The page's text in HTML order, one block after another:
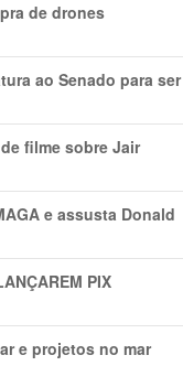
de drones
ao Senado para ser
filme sobre Jair
e assusta Donald
PIX
e projetos no mar